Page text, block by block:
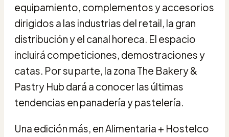
equipamiento, complementos y accesorios
dirigidos a las industrias del retail, la gran
distribución y el canal horeca. El espacio
incluirá competiciones, demostraciones y
catas. Por su parte, la zona The Bakery &
Pastry Hub dará a conocer las últimas
tendencias en panadería y pastelería.
Una edición más, en Alimentaria + Hostelco